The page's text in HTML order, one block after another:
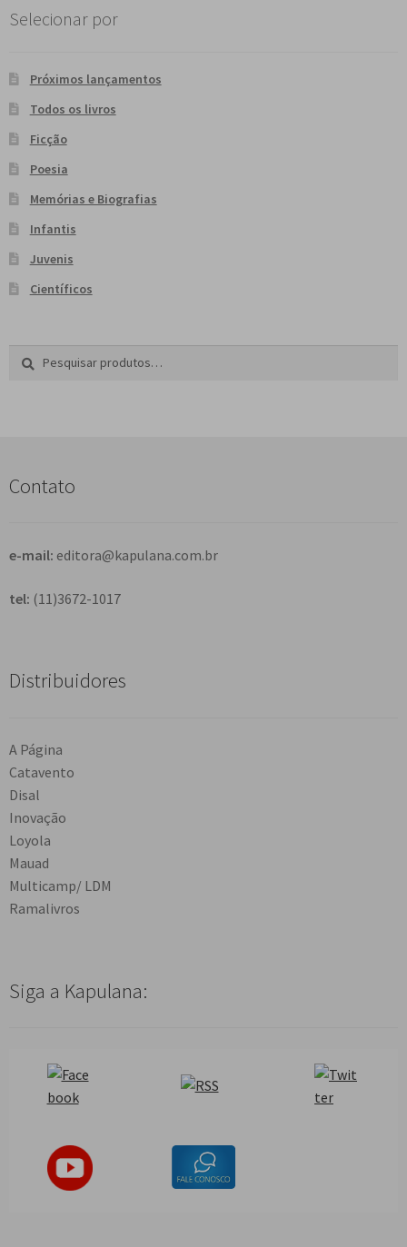
Selecionar por
Próximos lançamentos
Todos os livros
Ficção
Poesia
Memórias e Biografias
Infantis
Juvenis
Científicos
Pesquisar
a
Contato
e-mail: editora@kapulana.com.br
tel: (11)3672-1017
Distribuidores
A Página
Catavento
Disal
Inovação
Loyola
Mauad
Multicamp/ LDM
Ramalivros
Siga a Kapulana: